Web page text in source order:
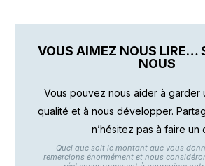
VOUS AIMEZ NOUS LIRE…
NOUS
Vous pouvez nous aider à garder
qualité et à nous développer.
n’hésitez pas à faire un
Quel que soit le montant que vous
remercions énormément et nous